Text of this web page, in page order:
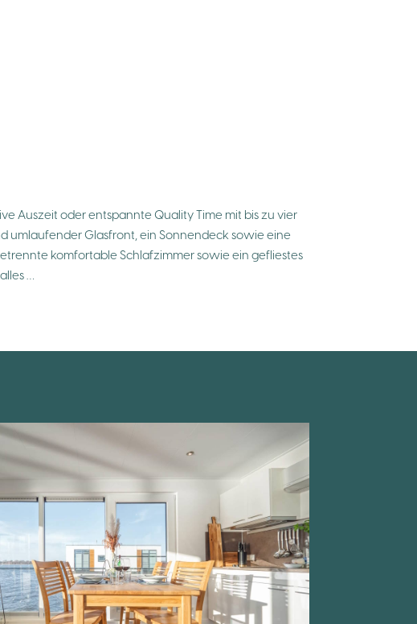
Auszeit oder entspannte Quality Time mit bis zu vier
umlaufender Glasfront, ein Sonnendeck sowie eine
komfortable Schlafzimmer sowie ein gefliestes
…